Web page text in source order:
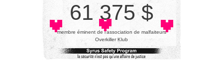
61 375 $
membre éminent de l’association de malfaiteurs
Overkiller Klub